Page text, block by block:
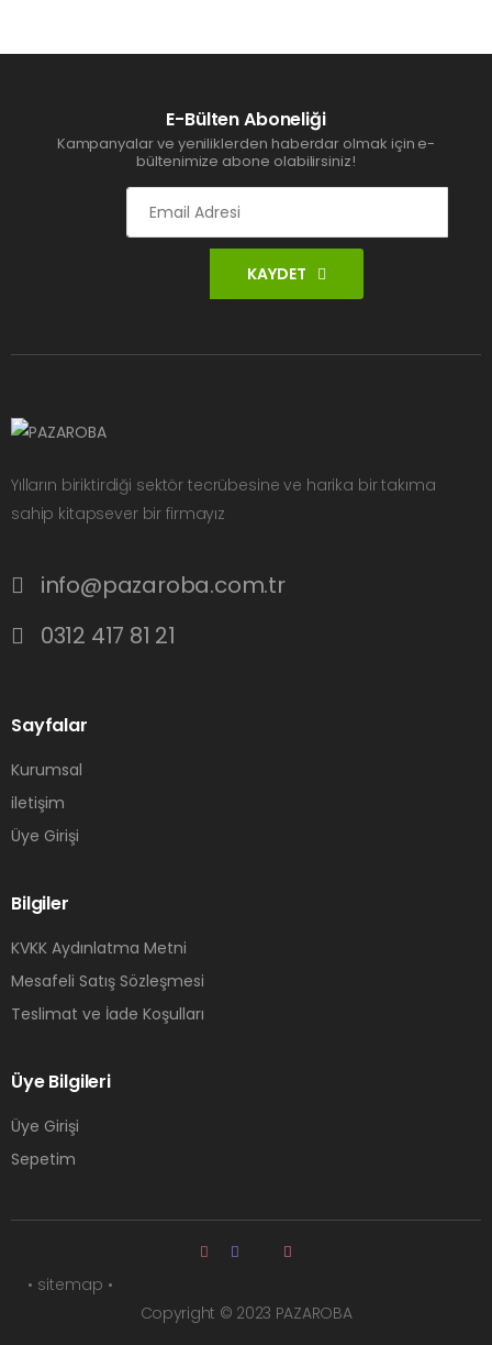
E-Bülten Aboneliği
Kampanyalar ve yeniliklerden haberdar olmak için e-
bültenimize abone olabilirsiniz!
KAYDET
Yılların biriktirdiği sektör tecrübesine ve harika bir takıma
sahip kitapsever bir firmayız
info@pazaroba.com.tr
0312 417 81 21
Sayfalar
Kurumsal
iletişim
Üye Girişi
Bilgiler
KVKK Aydınlatma Metni
Mesafeli Satış Sözleşmesi
Teslimat ve İade Koşulları
Üye Bilgileri
Üye Girişi
Sepetim
Copyright © 2023 PAZAROBA
• sitemap •